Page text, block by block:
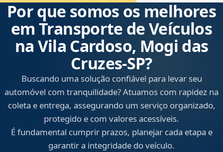
Por que somos os melhores
em Transporte de Veículos
na Vila Cardoso, Mogi das
Cruzes‑SP?
Buscando uma solução confiável para levar seu
automóvel com tranquilidade? Atuamos com rapidez na
coleta e entrega, assegurando um serviço organizado,
protegido e com valores acessíveis.
É fundamental cumprir prazos, planejar cada etapa e
garantir a integridade do veículo.